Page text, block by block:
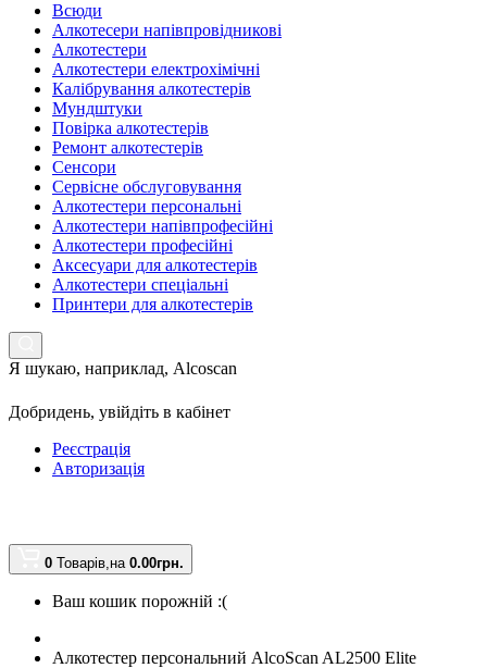
Всюди
Алкотесери напівпровідникові
Алкотестери
Алкотестери електрохімічні
Калібрування алкотестерів
Мундштуки
Повірка алкотестерів
Ремонт алкотестерів
Сенсори
Сервісне обслуговування
Алкотестери персональні
Алкотестери напівпрофесійні
Алкотестери професійні
Аксесуари для алкотестерів
Алкотестери спеціальні
Принтери для алкотестерів
Я шукаю, наприклад, Alcoscan
Добридень, увійдіть в кабінет
Реєстрація
Авторизація
0 Товарів,на 0.00грн.
Ваш кошик порожній :(
Алкотестер персональний AlcoScan AL2500 Elite